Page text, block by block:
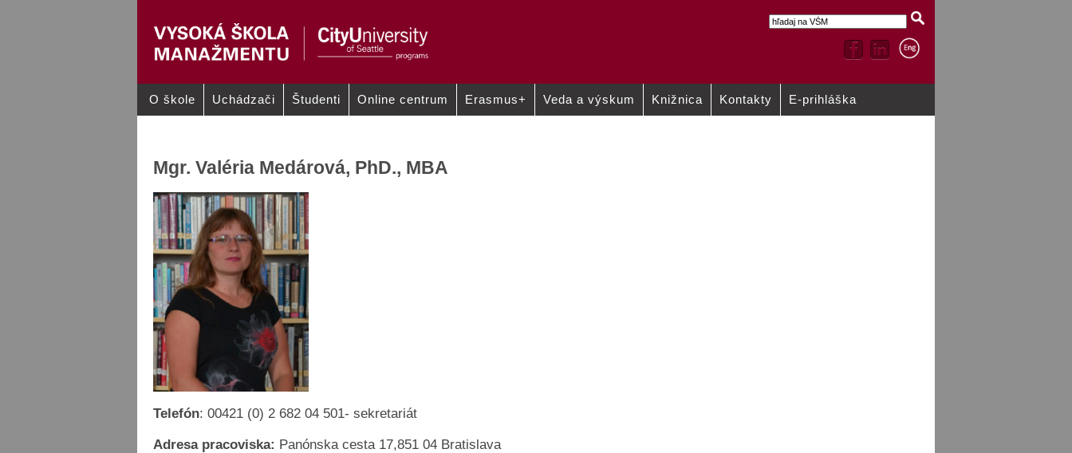
O škole Uchádzači Študenti Online centrum Erasmus+ Veda a výskum Knižnica Kontakty E-prihláška
Mgr. Valéria Medárová, PhD., MBA
Telefón: 00421 (0) 2 682 04 501- sekretariát
Adresa pracoviska: Panónska cesta 17,851 04 Bratislava